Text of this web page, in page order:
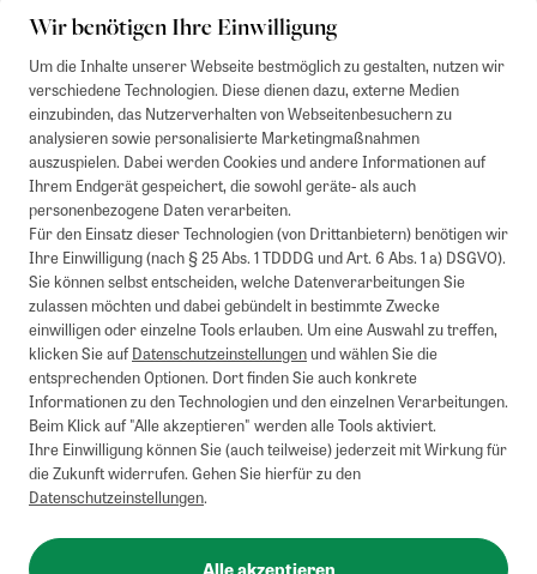
Wir benötigen Ihre Einwilligung
Um die Inhalte unserer Webseite bestmöglich zu gestalten, nutzen wir
verschiedene Technologien. Diese dienen dazu, externe Medien
einzubinden, das Nutzerverhalten von Webseitenbesuchern zu
analysieren sowie personalisierte Marketingmaßnahmen
auszuspielen. Dabei werden Cookies und andere Informationen auf
Ihrem Endgerät gespeichert, die sowohl geräte- als auch
personenbezogene Daten verarbeiten.
Für den Einsatz dieser Technologien (von Drittanbietern) benötigen wir
Ihre Einwilligung (nach § 25 Abs. 1 TDDDG und Art. 6 Abs. 1 a) DSGVO).
Sie können selbst entscheiden, welche Datenverarbeitungen Sie
zulassen möchten und dabei gebündelt in bestimmte Zwecke
einwilligen oder einzelne Tools erlauben. Um eine Auswahl zu treffen,
klicken Sie aufDatenschutzeinstellungenund wählen Sie die
entsprechenden Optionen. Dort finden Sie auch konkrete
Informationen zu den Technologien und den einzelnen Verarbeitungen.
Beim Klick auf "Alle akzeptieren" werden alle Tools aktiviert.
Ihre Einwilligung können Sie (auch teilweise) jederzeit mit Wirkung für
die Zukunft widerrufen. Gehen Sie hierfür zu den
Datenschutzeinstellungen.